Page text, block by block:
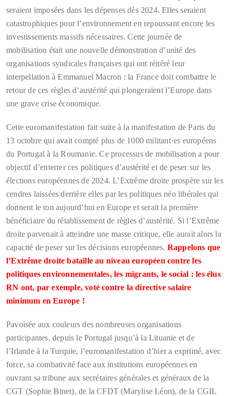
seraient imposées dans les dépenses dès 2024. Elles seraient
catastrophiques pour l’environnement en repoussant encore les
investissements massifs nécessaires. Cette journée de
mobilisation était une nouvelle démonstration d’unité des
organisations syndicales françaises qui ont réitéré leur
interpellation à Emmanuel Macron : la France doit combattre le
retour de ces règles d’austérité qui plongeraient l’Europe dans
une grave crise économique.
Cette euromanifestation fait suite à la manifestation de Paris du
13 octobre qui avait compté plus de 1000 militant·es européens
du Portugal à la Roumanie. Ce processus de mobilisation a pour
objectif d’enterrer ces politiques d’austérité et de peser sur les
élections européennes de 2024. L’Extrême droite prospère sur les
cendres laissées derrière elles par les politiques néo libérales qui
donnent le ton aujourd’hui en Europe et serait la première
bénéficiaire du rétablissement de règles d’austérité. Si l’Extrême
droite parvenait à atteindre une masse critique, elle aurait alors la
capacité de peser sur les décisions européennes. Rappelons que
l’Extrême droite bataille au niveau européen contre les
politiques environnementales, les migrants, le social : les élus
RN ont, par exemple, voté contre la directive salaire
minimum en Europe !
Pavoisée aux couleurs des nombreuses organisations
participantes, depuis le Portugal jusqu’à la Lituanie et de
l’Irlande à la Turquie, l’euromanifestation d’hier a exprimé, avec
force, sa combativité face aux institutions européennes en
ouvrant sa tribune aux secrétaires générales et généraux de la
CGT (Sophie Binet), de la CFDT (Marylise Léon), de la CGIL